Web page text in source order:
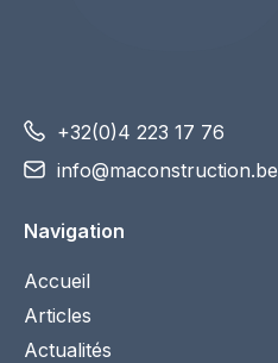
+32(0)4 223 17 76
info@maconstruction.be
Navigation
Accueil
Articles
Actualités